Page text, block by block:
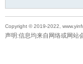
Copyright © 2019-2022,
声明:信息均来自网络或网站